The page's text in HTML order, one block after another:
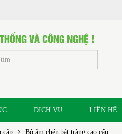
DỊCH VỤ LIÊN HỆ
cấp Bộ ấm chén bát tràng cao cấp